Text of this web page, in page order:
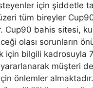
için şiddetle
tüm bireyler
Cup90 bahis sitesi,
olası sorunların
için bilgili kadrosuyla
müşteri
önlemler